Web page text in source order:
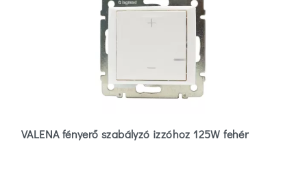
VALENA fényerő szabályzó izzóhoz 125W fehér